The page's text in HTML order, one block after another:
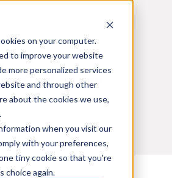
on your computer.
to improve your website
more personalized services
and through other
about the cookies we use,
when you visit our
with your preferences,
tiny cookie so that you're
choice again.
tecnología en